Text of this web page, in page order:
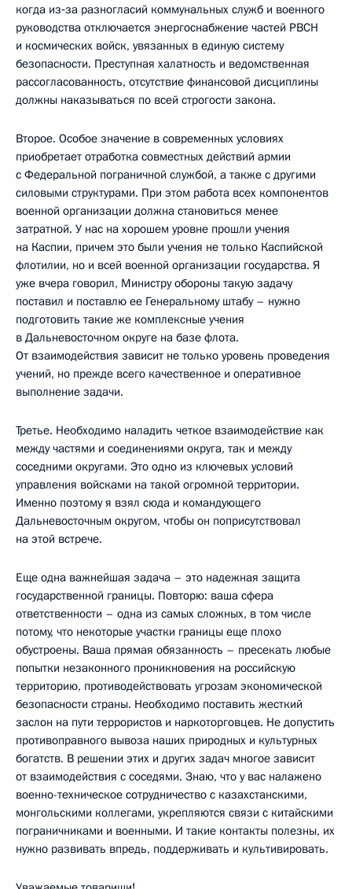
когда из‑за разногласий коммунальных служб и военного
руководства отключается энергоснабжение частей РВСН
и космических войск, увязанных в единую систему
безопасности. Преступная халатность и ведомственная
рассогласованность, отсутствие финансовой дисциплины
должны наказываться по всей строгости закона.
Второе. Особое значение в современных условиях
приобретает отработка совместных действий армии
с Федеральной пограничной службой, а также с другими
силовыми структурами. При этом работа всех компонентов
военной организации должна становиться менее
затратной. У нас на хорошем уровне прошли учения
на Каспии, причем это были учения не только Каспийской
флотилии, но и всей военной организации государства. Я
уже вчера говорил, Министру обороны такую задачу
поставил и поставлю ее Генеральному штабу – нужно
подготовить такие же комплексные учения
в Дальневосточном округе на базе флота.
От взаимодействия зависит не только уровень проведения
учений, но прежде всего качественное и оперативное
выполнение задачи.
Третье. Необходимо наладить четкое взаимодействие как
между частями и соединениями округа, так и между
соседними округами. Это одно из ключевых условий
управления войсками на такой огромной территории.
Именно поэтому я взял сюда и командующего
Дальневосточным округом, чтобы он поприсутствовал
на этой встрече.
Еще одна важнейшая задача – это надежная защита
государственной границы. Повторю: ваша сфера
ответственности – одна из самых сложных, в том числе
потому, что некоторые участки границы еще плохо
обустроены. Ваша прямая обязанность – пресекать любые
попытки незаконного проникновения на российскую
территорию, противодействовать угрозам экономической
безопасности страны. Необходимо поставить жесткий
заслон на пути террористов и наркоторговцев. Не допустить
противоправного вывоза наших природных и культурных
богатств. В решении этих и других задач многое зависит
от взаимодействия с соседями. Знаю, что у вас налажено
военно-техническое сотрудничество с казахстанскими,
монгольскими коллегами, укрепляются связи с китайскими
пограничниками и военными. И такие контакты полезны, их
нужно развивать впредь, поддерживать и культивировать.